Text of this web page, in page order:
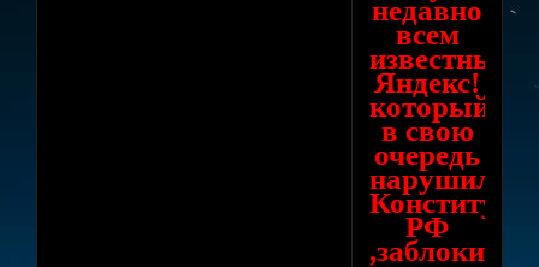
недавно
всем
известный
Яндекс!
который
в свою
очередь
нарушил
РФ